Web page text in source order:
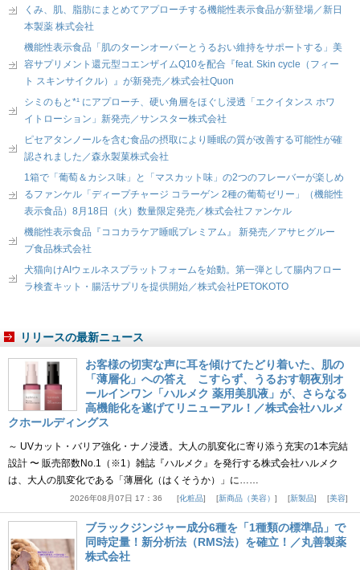
くみ、肌、脂肪にまとめてアプローチする機能性表示食品が新登場／新日
本製薬 株式会社
機能性表示食品「肌のターンオーバーとうるおい維持をサポートする」美
容サプリメント還元型コエンザイムQ10を配合『feat. Skin cycle（フィー
ト スキンサイクル）』が新発売／株式会社Quon
シミのもと*¹ にアプローチ、硬い角層をほぐし浸透「エクイタンス ホワ
イトローション」新発売／サンスター株式会社
ピセアタンノールを含む食品の摂取により睡眠の質が改善する可能性が確
認されました／森永製菓株式会社
1箱で「葡萄＆カシス味」と「マスカット味」の2つのフレーバーが楽しめ
るファンケル「ディープチャージ コラーゲン 2種の葡萄ゼリー」（機能性
表示食品）8月18日（火）数量限定発売／株式会社ファンケル
機能性表示食品『ココカラケア睡眠プレミアム』 新発売／アサヒグルー
プ食品株式会社
犬猫向けAIウェルネスプラットフォームを始動。第一弾として腸内フロー
ラ検査キット・腸活サプリを提供開始／株式会社PETOKOTO
リリースの最新ニュース
お客様の切実な声に耳を傾けてたどり着いた、肌の
「薄層化」への答え こすらず、うるおす朝夜別オ
ールインワン「ハルメク 薬用美肌液」が、さらなる
高機能化を遂げてリニューアル！／株式会社ハルメ
クホールディングス
～ UVカット・バリア強化・ナノ浸透。大人の肌変化に寄り添う充実の1本完結
設計 〜 販売部数No.1（※1）雑誌『ハルメク』を発行する株式会社ハルメク
は、大人の肌変化である「薄層化（はくそうか）」に……
2026年08月07日 17：36 化粧品 新商品（美容） 新製品 美容
ブラックジンジャー成分6種を「1種類の標準品」で
同時定量！新分析法（RMS法）を確立！／丸善製薬
株式会社